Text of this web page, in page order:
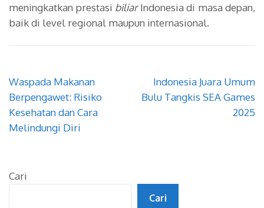
meningkatkan prestasi biliarIndonesia di masa depan,
baik di level regional maupun internasional.
Navigasi
pos
Waspada Makanan
Berpengawet: Risiko
Kesehatan dan Cara
Melindungi Diri
Indonesia Juara Umum
Bulu Tangkis SEA Games
2025
Cari
Cari